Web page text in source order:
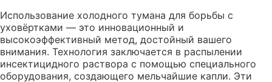
Использование холодного тумана для борьбы с
уховёртками — это инновационный и
высокоэффективный метод, достойный вашего
внимания. Технология заключается в распылении
инсектицидного раствора с помощью специального
оборудования, создающего мельчайшие капли. Эти